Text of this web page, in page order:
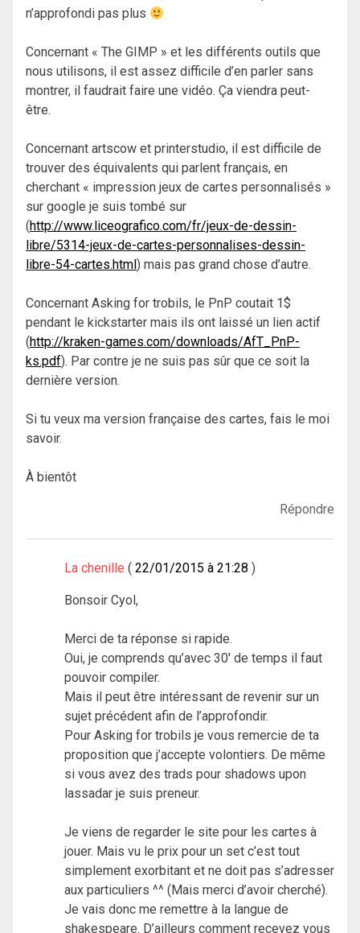
n’approfondi pas plus
Concernant « The GIMP » et les différents outils que
nous utilisons, il est assez difficile d’en parler sans
montrer, il faudrait faire une vidéo. Ça viendra peut-
être.
Concernant artscow et printerstudio, il est difficile de
trouver des équivalents qui parlent français, en
cherchant « impression jeux de cartes personnalisés »
sur google je suis tombé sur
(http://www.liceografico.com/fr/jeux-de-dessin-
libre/5314-jeux-de-cartes-personnalises-dessin-
libre-54-cartes.html) mais pas grand chose d’autre.
Concernant Asking for trobils, le PnP coutait 1$
pendant le kickstarter mais ils ont laissé un lien actif
(http://kraken-games.com/downloads/AfT_PnP-
ks.pdf). Par contre je ne suis pas sûr que ce soit la
dernière version.
Si tu veux ma version française des cartes, fais le moi
savoir.
À bientôt
Répondre
La chenille 22/01/2015 à 21:28
Bonsoir Cyol,
Merci de ta réponse si rapide.
Oui, je comprends qu’avec 30′ de temps il faut
pouvoir compiler.
Mais il peut être intéressant de revenir sur un
sujet précédent afin de l’approfondir.
Pour Asking for trobils je vous remercie de ta
proposition que j’accepte volontiers. De même
si vous avez des trads pour shadows upon
lassadar je suis preneur.
Je viens de regarder le site pour les cartes à
jouer. Mais vu le prix pour un set c’est tout
simplement exorbitant et ne doit pas s’adresser
aux particuliers ^^ (Mais merci d’avoir cherché).
Je vais donc me remettre à la langue de
shakespeare. D’ailleurs comment recevez vous